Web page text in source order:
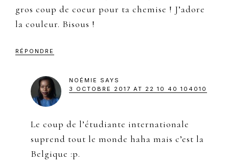
gros coup de coeur pour ta chemise ! J’adore
la couleur. Bisous !
RÉPONDRE
NOÉMIE
SAYS
3 OCTOBRE 2017 AT 22 10 40 104010
Le coup de l’étudiante internationale
suprend tout le monde haha mais c’est la
Belgique :p.